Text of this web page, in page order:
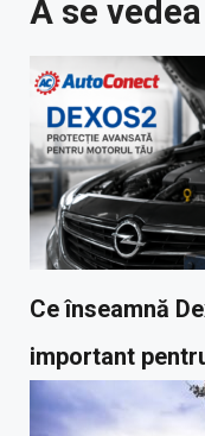
A se
Ce înseamnă
important